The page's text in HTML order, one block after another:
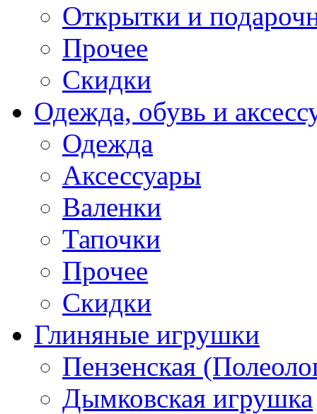
Открытки и
Прочее
Скидки
Одежда, обувь и
Одежда
Аксессуары
Валенки
Тапочки
Прочее
Скидки
Глиняные игрушки
Пензенская
Дымковская игрушка